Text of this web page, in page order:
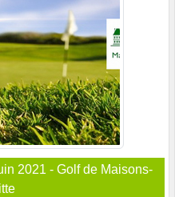
2021 - Golf de Maisons-